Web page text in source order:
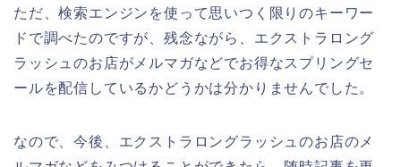
ただ、検索エンジンを使って思いつく限りのキーワー
ドで調べたのですが、残念ながら、エクストラロング
ラッシュのお店がメルマガなどでお得なスプリングセ
ールを配信しているかどうかは分かりませんでした。
なので、今後、エクストラロングラッシュのお店のメ